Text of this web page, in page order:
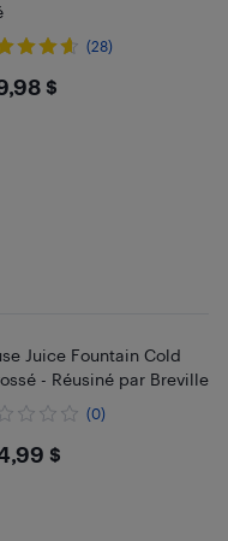
(28)
$
Juice Fountain Cold
- Réusiné par Breville
(0)
$